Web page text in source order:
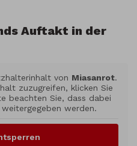
Auftakt in der
von Miasanrot.
zuzugreifen, klicken Sie
beachten Sie, dass dabei
werden.